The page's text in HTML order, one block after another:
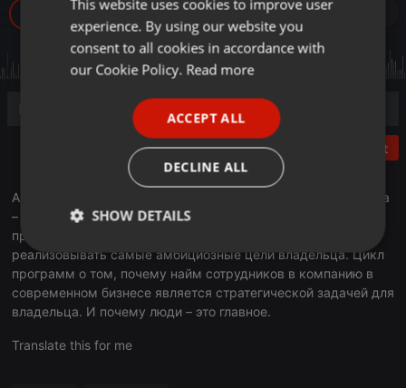
410
Post
Авторская программа «Dream Team» Рифата Абдураманова
– владельца компании HR Капитал. Мы начинаем цикл
программ о том, как собрать команду людей, способных
реализовывать самые амбициозные цели владельца. Цикл
программ о том, почему найм сотрудников в компанию в
современном бизнесе является стратегической задачей для
владельца. И почему люди – это главное.
Translate this for me
GERMAN
This website uses cookies to improve user
experience. By using our website you
consent to all cookies in accordance with
our Cookie Policy. Read more
ACCEPT ALL
DECLINE ALL
SHOW DETAILS
Strictly
necessary
Targeting Functionality